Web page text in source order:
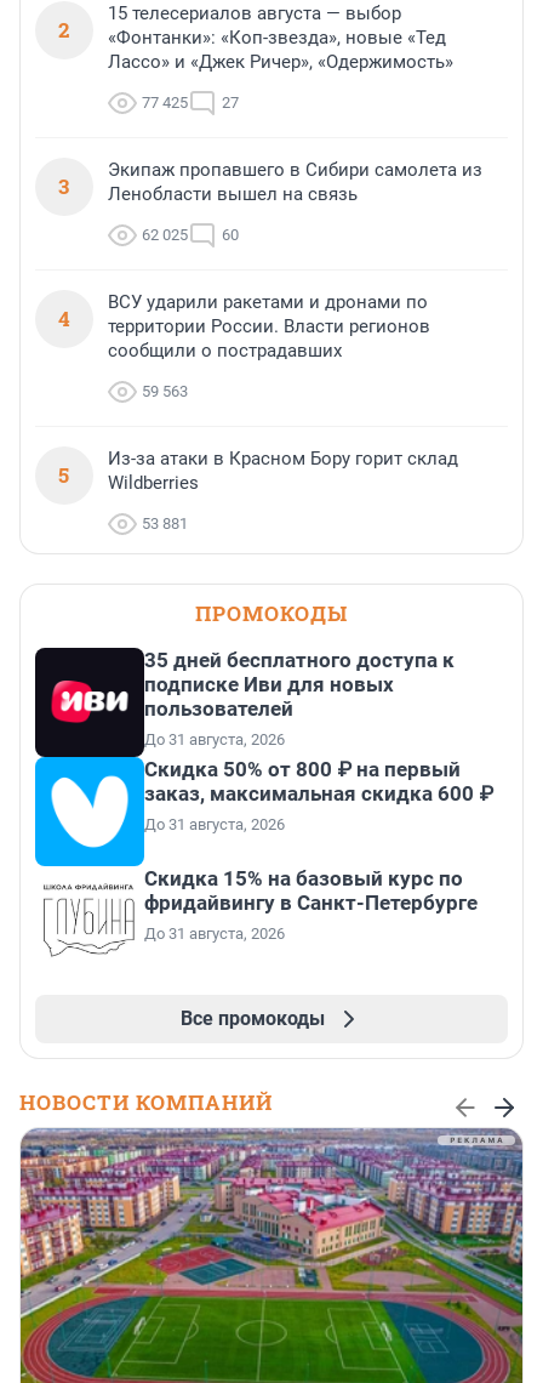
2
15 телесериалов августа — выбор
«Фонтанки»: «Коп-звезда», новые «Тед
Лассо» и «Джек Ричер», «Одержимость»
77 425 27
3
Экипаж пропавшего в Сибири самолета из
Ленобласти вышел на связь
62 025 60
4
ВСУ ударили ракетами и дронами по
территории России. Власти регионов
сообщили о пострадавших
59 563
5
Из-за атаки в Красном Бору горит склад
Wildberries
53 881
ПРОМОКОДЫ
35 дней бесплатного доступа к
подписке Иви для новых
пользователей
До 31 августа, 2026
Скидка 50% от 800 ₽ на первый
заказ, максимальная скидка 600 ₽
До 31 августа, 2026
Скидка 15% на базовый курс по
фридайвингу в Санкт-Петербурге
До 31 августа, 2026
Все промокоды
НОВОСТИ КОМПАНИЙ